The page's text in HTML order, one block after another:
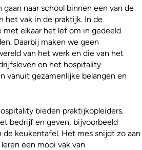
naar school binnen een van de
het vak in de praktijk. In de
elkaar het lef om in gedeeld
Daarbij maken we geen
van het werk en die van het
en het hospitality
vanuit gezamenlijke belangen en
bieden praktijkopleiders.
bedrijf en geven, bijvoorbeeld
de keukentafel. Het mes snijdt zo aan
een mooi vak van